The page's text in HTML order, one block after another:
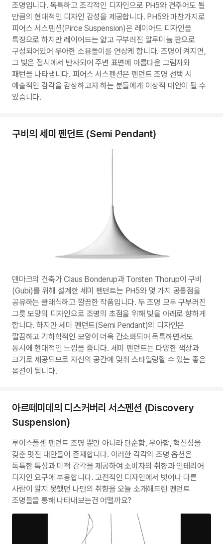
조명입니다. 독특하고 조각적인 디자인으로 PH5와 견주어도 될
만큼의 현대적인 디자인 감성을 제공합니다. PH5와 마찬가지로
피어스 서스펜션(Pirce Suspension)은 레이어드 디자인을
특징으로 하지만 레이어드는 얇고 구부러진 알루미늄 판으로
구성되어있어 우아한 소용돌이를 연상케 합니다. 조명이 켜지면,
그 빛은 접시에서 반사되어 주변 표면에 아름다운 그림자와
패턴을 나타냅니다. 피어스 서스펜션은 펜던트 조명 선택 시
예술적인 감각을 감상하고자 하는 분들에게 이상적 대안이 될 수
있습니다.
구비의 세미 펜던트 (Semi Pendant)
덴마크의 건축가 Claus Bonderup과 Torsten Thorup이 구비
(Gubi)를 위해 설계한 세미 펜던트는 PH5와 몇 가지 공통점을
공유하는 클래식하고 깔끔한 작품입니다. 두 조명 모두 구부러진
그릇 모양의 디자인으로 조명의 초점을 위해 빛을 아래로 향하게
합니다. 하지만 세미 펜던트(Semi Pendant)의 디자인은
깔끔하고 기하학적인 모양이 더욱 간소화되어 독특하면서도
동시에 현대적인 느낌을 줍니다. 세미 펜던트는 다양한 색상과
크기로 제공되므로 자신의 공간에 맞춰 스타일링할 수 있는 좋은
옵션이 됩니다.
아르떼미데의 디스커버리 서스펜션 (Discovery
Suspension)
루이스폴센 펜던트 조명 뿐만 아니라 단순함, 우아함, 혁신성을
갖춘 멋진 대안들이 존재합니다. 이러한 각각의 조명 옵션은
독특한 특성과 미적 감각을 제공하여 소비자의 취향과 인테리어
디자인 요구에 부응합니다. 고전적인 디자인에서 벗어나 다른
사람이 알지 못했던 나만의 취향을 오늘 소개해드린 펜던트
조명들을 통해 나타내보는건 어떨까요?